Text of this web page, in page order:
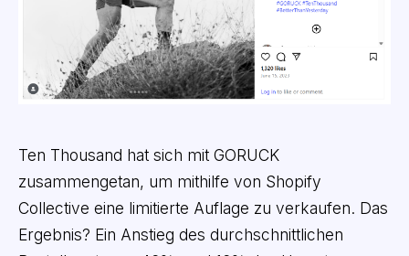
Ten Thousand hat sich mit GORUCK
zusammengetan, um mithilfe von Shopify
Collective eine limitierte Auflage zu verkaufen. Das
Ergebnis? Ein Anstieg des durchschnittlichen